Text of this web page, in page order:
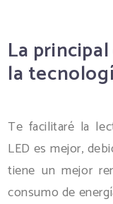
La
la
Te facilitaré la
LED es mejor,
tiene un mejor
consumo de